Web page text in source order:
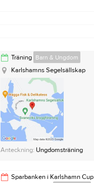
Träning Barn & Ungdom
Karlshamns Segelsällskap
Anteckning: Ungdomsträning
Sparbanken i Karlshamn Cup